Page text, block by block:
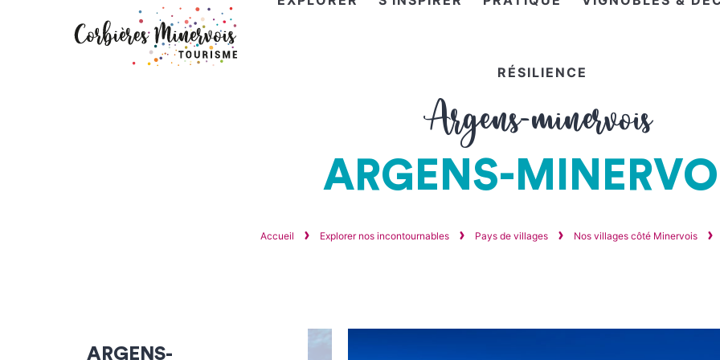
RÉSILIENCE
Argens-minervois
ARGENS-
Accueil Explorer nos incontournables Pays de villages Nos villages côté Minervois
ARGENS-